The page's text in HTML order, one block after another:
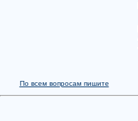
По всем вопросам пишите